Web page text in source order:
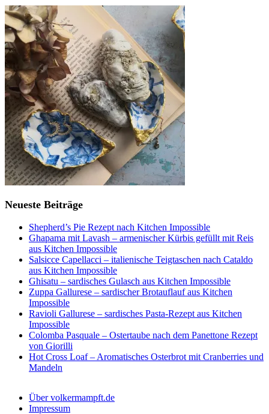
Neueste Beiträge
Shepherd’s Pie Rezept nach Kitchen Impossible
Ghapama mit Lavash – armenischer Kürbis gefüllt mit Reis
aus Kitchen Impossible
Salsicce Capellacci – italienische Teigtaschen nach Cataldo
aus Kitchen Impossible
Ghisatu – sardisches Gulasch aus Kitchen Impossible
Zuppa Gallurese – sardischer Brotauflauf aus Kitchen
Impossible
Ravioli Gallurese – sardisches Pasta-Rezept aus Kitchen
Impossible
Colomba Pasquale – Ostertaube nach dem Panettone Rezept
von Giorilli
Hot Cross Loaf – Aromatisches Osterbrot mit Cranberries und
Mandeln
Über volkermampft.de
Impressum